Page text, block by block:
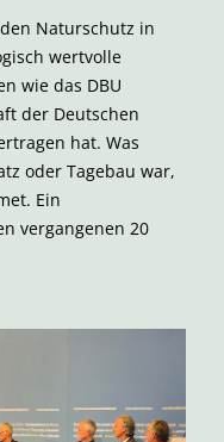
Naturschutz in
wertvolle
wie das DBU
der Deutschen
hat. Was
oder Tagebau war,
Ein
vergangenen 20